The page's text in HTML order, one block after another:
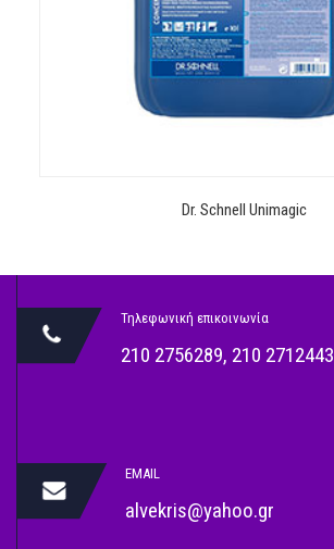
Dr. Schnell Unimagic
Τηλεφωνική επικοινωνία
210 2756289, 210 2712443
EMAIL
alvekris@yahoo.gr